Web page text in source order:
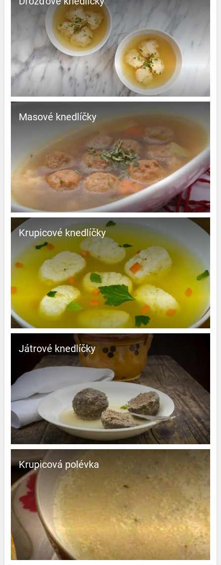
Masové knedlíčky
Krupicové knedlíčky
Játrové knedlíčky
Krupicová polévka